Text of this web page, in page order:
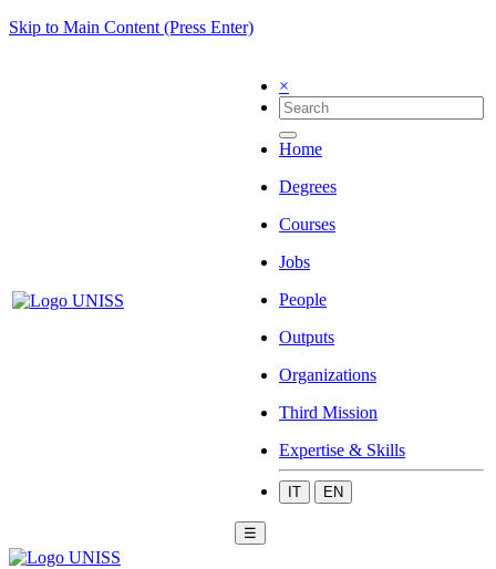
Skip to Main Content (Press Enter)
×
Home
Degrees
Courses
Jobs
People
Outputs
Organizations
Third Mission
Expertise & Skills
IT EN
☰